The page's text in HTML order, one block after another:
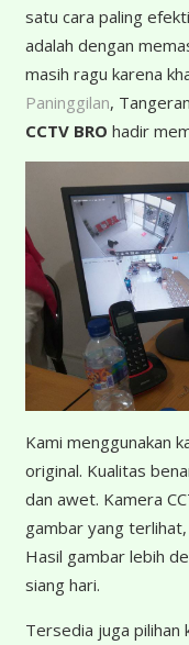
satu cara paling
adalah dengan
masih ragu karena
Paninggilan,
CCTV BRO hadir
Kami menggunakan
original. Kualitas
dan awet. Kamera
gambar yang
Hasil gambar lebih
siang hari.
Tersedia juga